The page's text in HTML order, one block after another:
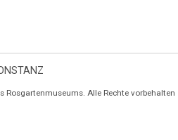
Rosgartenmuseums. Alle Rechte vorbehalten